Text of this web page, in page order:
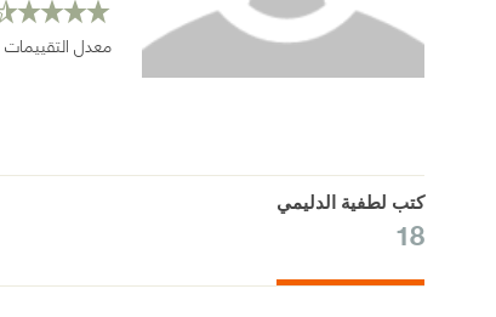
معدل التقييمات
كتب لطفية الدليمي
18